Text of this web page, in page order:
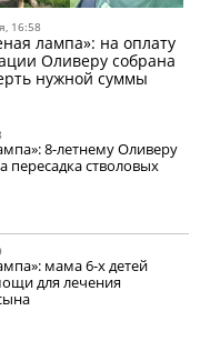
16:58
лампа»: на оплату
Оливеру собрана
нужной суммы
8-летнему Оливеру
пересадка стволовых
мама 6-х детей
для лечения